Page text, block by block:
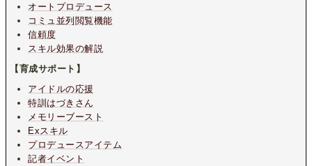
オートプロデュース
コミュ並列閲覧機能
信頼度
スキル効果の解説
【育成サポート】
アイドルの応援
特訓はづきさん
メモリーブースト
Exスキル
プロデュースアイテム
記者イベント